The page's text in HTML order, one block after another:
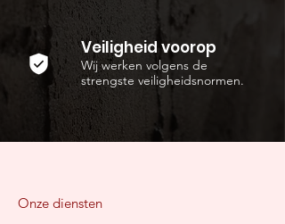
Veiligheid voorop
Wij werken volgens de
strengste veiligheidsnormen.
Onze diensten